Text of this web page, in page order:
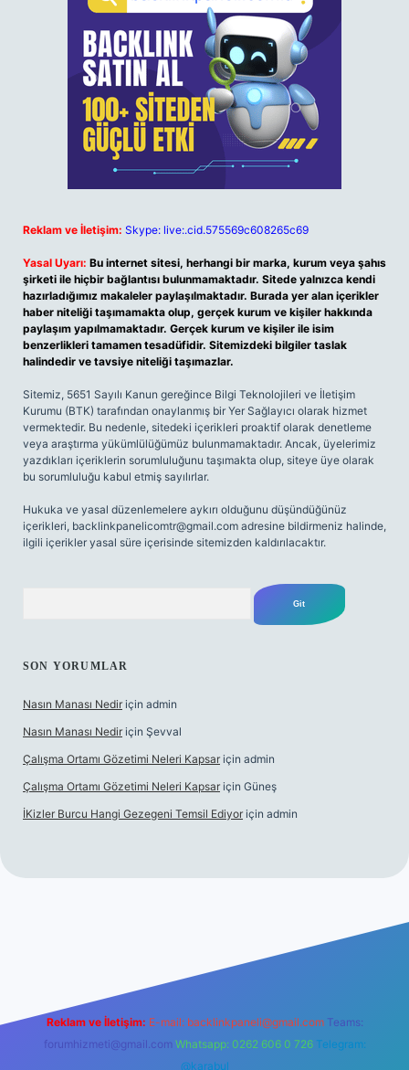
Reklam ve İletişim: Skype: live:.cid.575569c608265c69
Yasal Uyarı: Bu internet sitesi, herhangi bir marka, kurum veya şahıs
şirketi ile hiçbir bağlantısı bulunmamaktadır. Sitede yalnızca kendi
hazırladığımız makaleler paylaşılmaktadır. Burada yer alan içerikler
haber niteliği taşımamakta olup, gerçek kurum ve kişiler hakkında
paylaşım yapılmamaktadır. Gerçek kurum ve kişiler ile isim
benzerlikleri tamamen tesadüfidir. Sitemizdeki bilgiler taslak
halindedir ve tavsiye niteliği taşımazlar.
Sitemiz, 5651 Sayılı Kanun gereğince Bilgi Teknolojileri ve İletişim
Kurumu (BTK) tarafından onaylanmış bir Yer Sağlayıcı olarak hizmet
vermektedir. Bu nedenle, sitedeki içerikleri proaktif olarak denetleme
veya araştırma yükümlülüğümüz bulunmamaktadır. Ancak, üyelerimiz
yazdıkları içeriklerin sorumluluğunu taşımakta olup, siteye üye olarak
bu sorumluluğu kabul etmiş sayılırlar.
Hukuka ve yasal düzenlemelere aykırı olduğunu düşündüğünüz
içerikleri, backlinkpanelicomtr@gmail.com adresine bildirmeniz halinde,
ilgili içerikler yasal süre içerisinde sitemizden kaldırılacaktır.
SON YORUMLAR
Nasın Manası Nedir için admin
Nasın Manası Nedir için Şevval
Çalışma Ortamı Gözetimi Neleri Kapsar için admin
Çalışma Ortamı Gözetimi Neleri Kapsar için Güneş
İKizler Burcu Hangi Gezegeni Temsil Ediyor için admin
Reklam ve İletişim: E-mail: backlinkpaneli@gmail.com Teams:
forumhizmeti@gmail.com Whatsapp: 0262 606 0 726 Telegram:
@karabul